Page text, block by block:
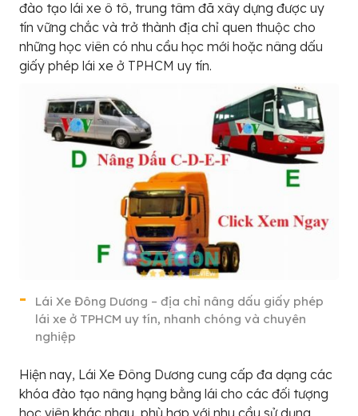
đào tạo lái xe ô tô, trung tâm đã xây dựng được uy
tín vững chắc và trở thành địa chỉ quen thuộc cho
những học viên có nhu cầu học mới hoặc nâng dấu
giấy phép lái xe ở TPHCM uy tín.
Lái Xe Đông Dương – địa chỉ nâng dấu giấy phép
lái xe ở TPHCM uy tín, nhanh chóng và chuyên
nghiệp
Hiện nay, Lái Xe Đông Dương cung cấp đa dạng các
khóa đào tạo nâng hạng bằng lái cho các đối tượng